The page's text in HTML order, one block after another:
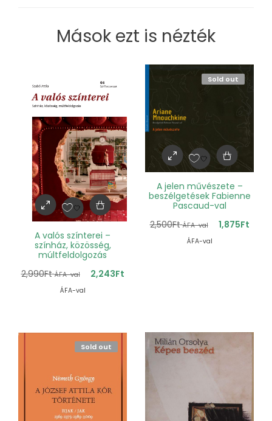
Mások ezt is nézték
A valós színterei –
színház, közösség,
múltfeldolgozás
2,990Ft ÁFA-val 2,243Ft
ÁFA-val
Sold out
A jelen művészete –
beszélgetések Fabienne
Pascaud-val
2,500Ft ÁFA-val 1,875Ft
ÁFA-val
Sold out